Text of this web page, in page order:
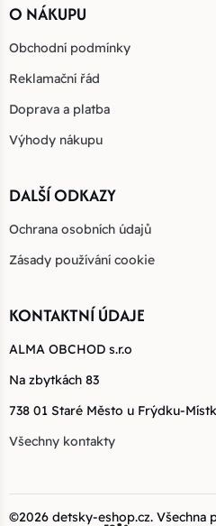
O NÁKUPU
Obchodní podmínky
Reklamační řád
Doprava a platba
Výhody nákupu
DALŠÍ ODKAZY
Ochrana osobních údajů
Zásady používání cookie
KONTAKTNÍ ÚDAJE
ALMA OBCHOD s.r.o
Na zbytkách 83
738 01 Staré Město u Frýdku-
Všechny kontakty
©2026 detsky-eshop.cz. Všechna